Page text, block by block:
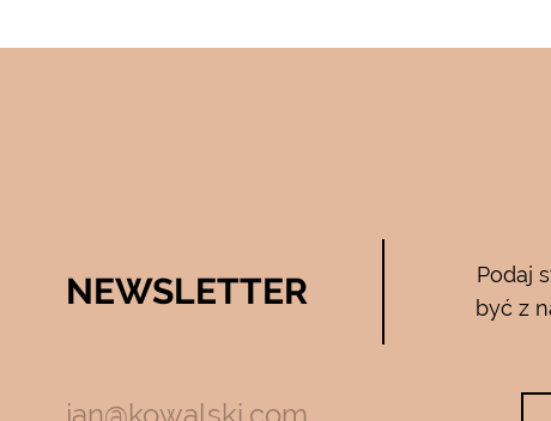
NEWSLETTER
Podaj
być z
05.04.2017
Używam całego zestawu ….maski ,
roku…..Nie zamienię go na żaden inny
10…..Mam piękną gładką skórę ….Super